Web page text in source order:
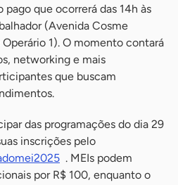
que ocorrerá das 14h às
(Avenida Cosme
1). O momento contará
networking e mais
que buscam
das programações do dia 29
inscrições pelo
. MEIs podem
por R$ 100, enquanto o